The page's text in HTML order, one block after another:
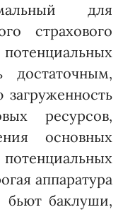
для
страхового
достаточным,
ресурсов,
основных
аппаратура
бьют баклуши,